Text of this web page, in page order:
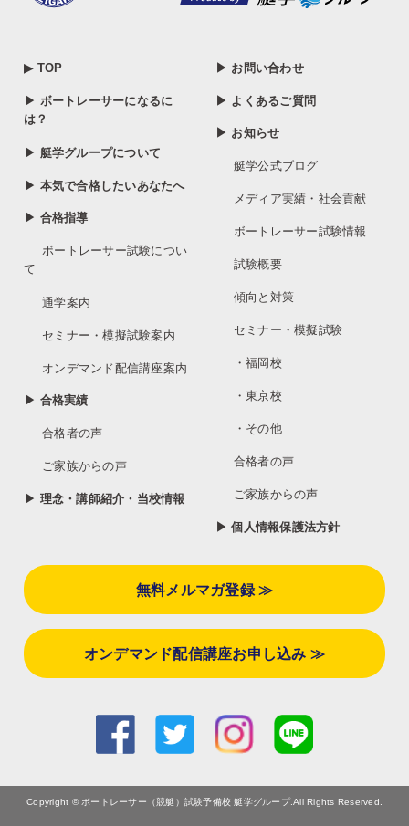
▶ TOP
▶ ボートレーサーになるに
は？
▶ 艇学グループについて
▶ 本気で合格したいあなたへ
▶ 合格指導
ボートレーサー試験につい
て
通学案内
セミナー・模擬試験案内
オンデマンド配信講座案内
▶ 合格実績
合格者の声
ご家族からの声
▶ 理念・講師紹介・当校情報
▶ お問い合わせ
▶ よくあるご質問
▶ お知らせ
艇学公式ブログ
メディア実績・社会貢献
ボートレーサー試験情報
試験概要
傾向と対策
セミナー・模擬試験
・福岡校
・東京校
・その他
合格者の声
ご家族からの声
▶ 個人情報保護法方針
無料メルマガ登録 ≫
オンデマンド配信講座お申し込み ≫
Copyright © ボートレーサー（競艇）試験予備校 艇学グループ.All Rights Reserved.